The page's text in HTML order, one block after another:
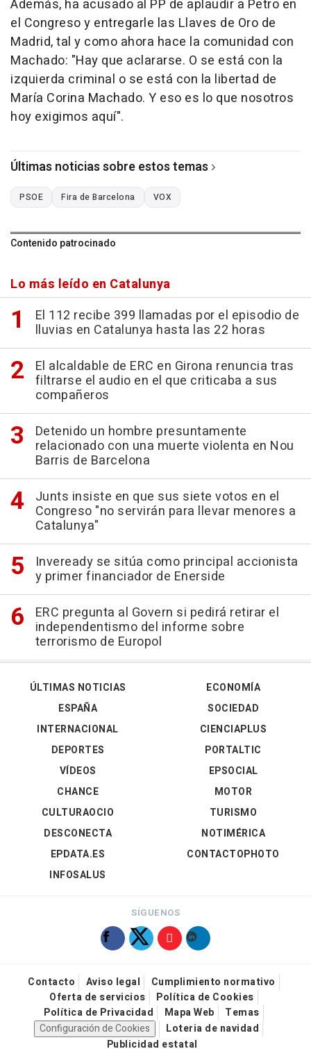
Además, ha acusado al PP de aplaudir a Petro en
el Congreso y entregarle las Llaves de Oro de
Madrid, tal y como ahora hace la comunidad con
Machado: "Hay que aclararse. O se está con la
izquierda criminal o se está con la libertad de
María Corina Machado. Y eso es lo que nosotros
hoy exigimos aquí".
Últimas noticias sobre estos temas
PSOE Fira de Barcelona VOX
Contenido patrocinado
Lo más leído en Catalunya
El 112 recibe 399 llamadas por el episodio de
lluvias en Catalunya hasta las 22 horas
El alcaldable de ERC en Girona renuncia tras
filtrarse el audio en el que criticaba a sus
compañeros
Detenido un hombre presuntamente
relacionado con una muerte violenta en Nou
Barris de Barcelona
Junts insiste en que sus siete votos en el
Congreso "no servirán para llevar menores a
Catalunya"
Inveready se sitúa como principal accionista
y primer financiador de Enerside
ERC pregunta al Govern si pedirá retirar el
independentismo del informe sobre
terrorismo de Europol
ÚLTIMAS NOTICIAS
ESPAÑA
INTERNACIONAL
DEPORTES
VÍDEOS
ECONOMÍA
SOCIEDAD
CIENCIAPLUS
PORTALTIC
EPSOCIAL
CHANCE
CULTURAOCIO
DESCONECTA
EPDATA.ES
INFOSALUS
MOTOR
TURISMO
NOTIMÉRICA
CONTACTOPHOTO
SÍGUENOS
Contacto Aviso legal
Cumplimiento normativo
Oferta de servicios
Política de Cookies
Política de Privacidad
Mapa Web
Temas
Configuración de Cookies
Loteria de navidad
Publicidad estatal